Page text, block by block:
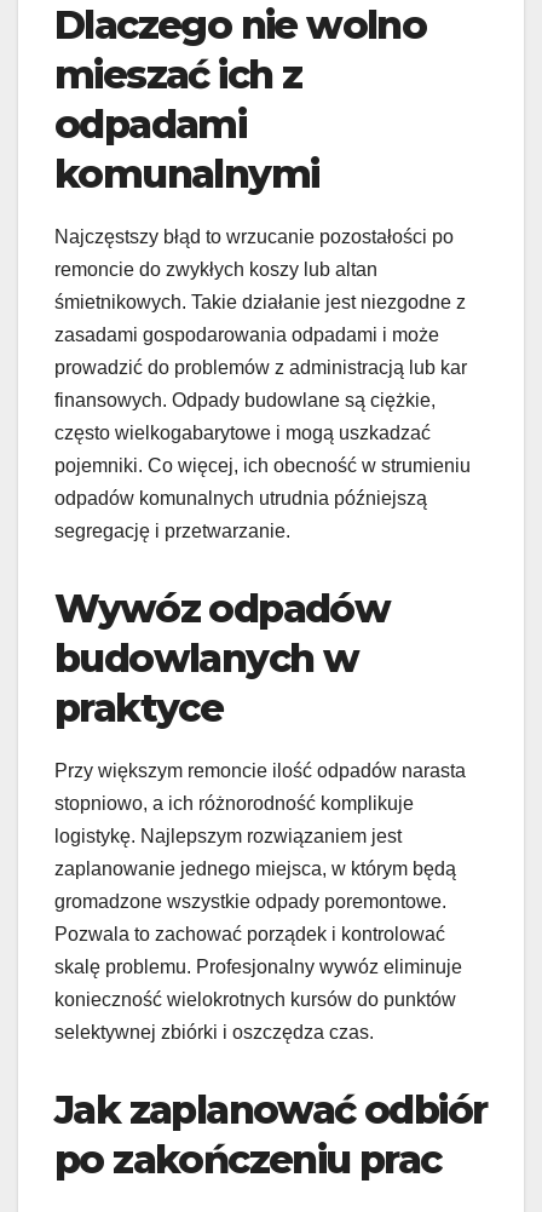
Dlaczego nie wolno
mieszać ich z
odpadami
komunalnymi
Najczęstszy błąd to wrzucanie pozostałości po
remoncie do zwykłych koszy lub altan
śmietnikowych. Takie działanie jest niezgodne z
zasadami gospodarowania odpadami i może
prowadzić do problemów z administracją lub kar
finansowych. Odpady budowlane są ciężkie,
często wielkogabarytowe i mogą uszkadzać
pojemniki. Co więcej, ich obecność w strumieniu
odpadów komunalnych utrudnia późniejszą
segregację i przetwarzanie.
Wywóz odpadów
budowlanych w
praktyce
Przy większym remoncie ilość odpadów narasta
stopniowo, a ich różnorodność komplikuje
logistykę. Najlepszym rozwiązaniem jest
zaplanowanie jednego miejsca, w którym będą
gromadzone wszystkie odpady poremontowe.
Pozwala to zachować porządek i kontrolować
skalę problemu. Profesjonalny wywóz eliminuje
konieczność wielokrotnych kursów do punktów
selektywnej zbiórki i oszczędza czas.
Jak zaplanować odbiór
po zakończeniu prac